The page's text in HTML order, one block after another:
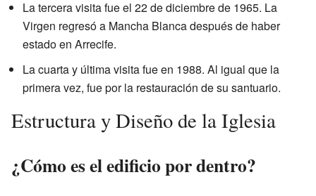
La tercera visita fue el 22 de diciembre de 1965. La
Virgen regresó a Mancha Blanca después de haber
estado en Arrecife.
La cuarta y última visita fue en 1988. Al igual que la
primera vez, fue por la restauración de su santuario.
Estructura y Diseño de la Iglesia
¿Cómo es el edificio por dentro?